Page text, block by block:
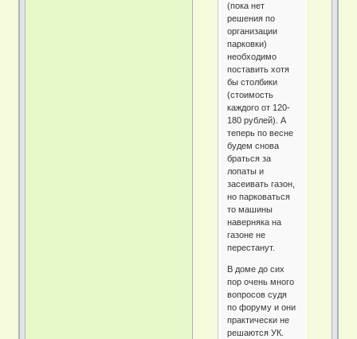
(пока нет
решения по
организации
парковки)
необходимо
поставить хотя
бы столбики
(стоимость
каждого от 120-
180 рублей). А
теперь по весне
будем снова
браться за
лопаты и
засеивать газон,
но парковаться
то машины
наверняка на
газоне не
перестанут.
В доме до сих
пор очень много
вопросов судя
по форуму и они
практически не
решаются УК.